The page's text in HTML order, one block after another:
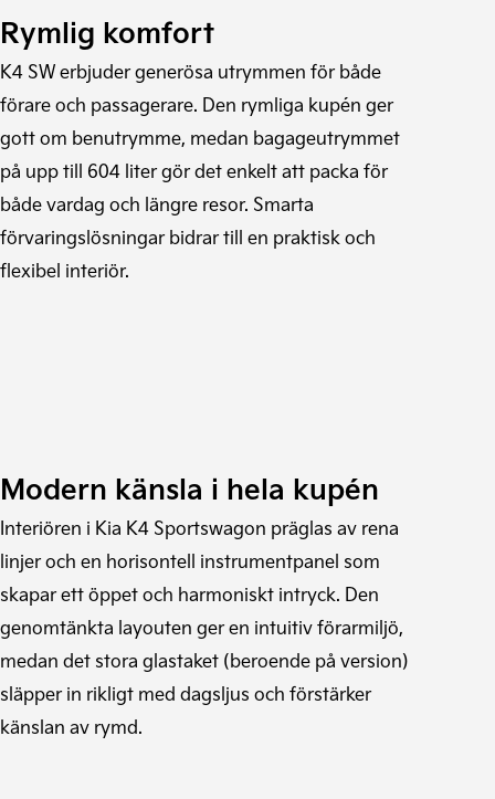
Rymlig komfort
K4 SW erbjuder generösa utrymmen för både
förare och passagerare. Den rymliga kupén ger
gott om benutrymme, medan bagageutrymmet
på upp till 604 liter gör det enkelt att packa för
både vardag och längre resor. Smarta
förvaringslösningar bidrar till en praktisk och
flexibel interiör.
Modern känsla i hela kupén
Interiören i Kia K4 Sportswagon präglas av rena
linjer och en horisontell instrumentpanel som
skapar ett öppet och harmoniskt intryck. Den
genomtänkta layouten ger en intuitiv förarmiljö,
medan det stora glastaket (beroende på version)
släpper in rikligt med dagsljus och förstärker
känslan av rymd.